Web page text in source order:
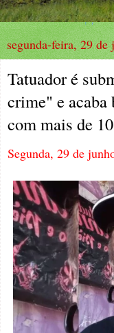
segunda-feira, 29 de
Tatuador é
crime" e acaba
com mais de
Segunda, 29 de